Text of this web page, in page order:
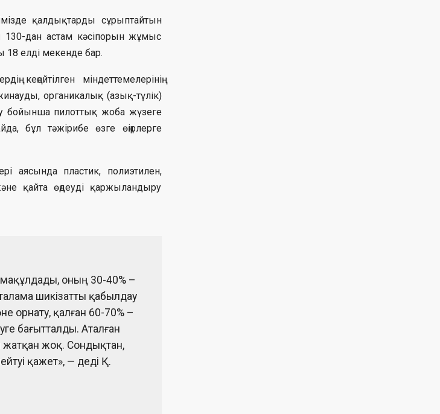
қалдықтарды сұрыптайтын
130-дан астам кәсіпорын жұмыс
18 елді мекенде бар.
кеңейтілген міндеттемелерінің
органикалық (азық-түлік)
бойынша пилоттық жоба жүзеге
бұл тәжірибе өзге өңірлерге
аясында пластик, полиэтилен,
қайта өңдеуді қаржыландыру
оның 30-40% –
шикізатты қабылдау
орнату, қалған 60-70% –
бағытталды. Аталған
жатқан жоқ. Сондықтан,
қажет», — деді Қ.